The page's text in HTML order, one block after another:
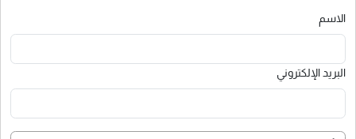
الاسم
البريد الإلكتروني